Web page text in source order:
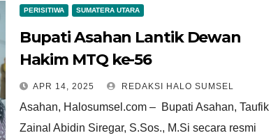
PERISITIWA SUMATERA UTARA
Bupati Asahan Lantik Dewan
Hakim MTQ ke-56
APR 14, 2025 REDAKSI HALO SUMSEL
Asahan, Halosumsel.com – Bupati Asahan, Taufik
Zainal Abidin Siregar, S.Sos., M.Si secara resmi